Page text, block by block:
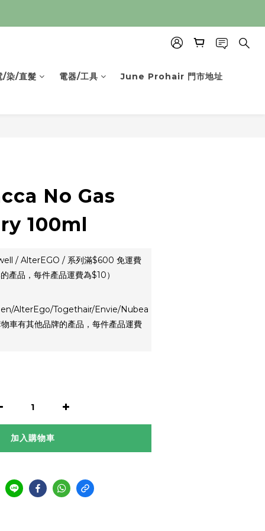
/染/直髮 電器/工具 June Prohair 門市地址
No Gas
100ml
/ AlterEGO / 系列滿$600 免運費
產品，每件產品運費為$10）
AlterEgo/Togethair/Envie/Nubea
車有其他品牌的產品，每件產品運費
加入購物車